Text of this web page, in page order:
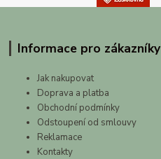
Informace pro zákazníky
Jak nakupovat
Doprava a platba
Obchodní podmínky
Odstoupení od smlouvy
Reklamace
Kontakty